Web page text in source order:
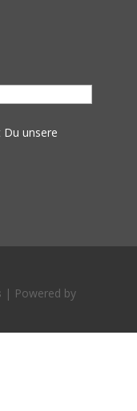
unsere
| Powered by